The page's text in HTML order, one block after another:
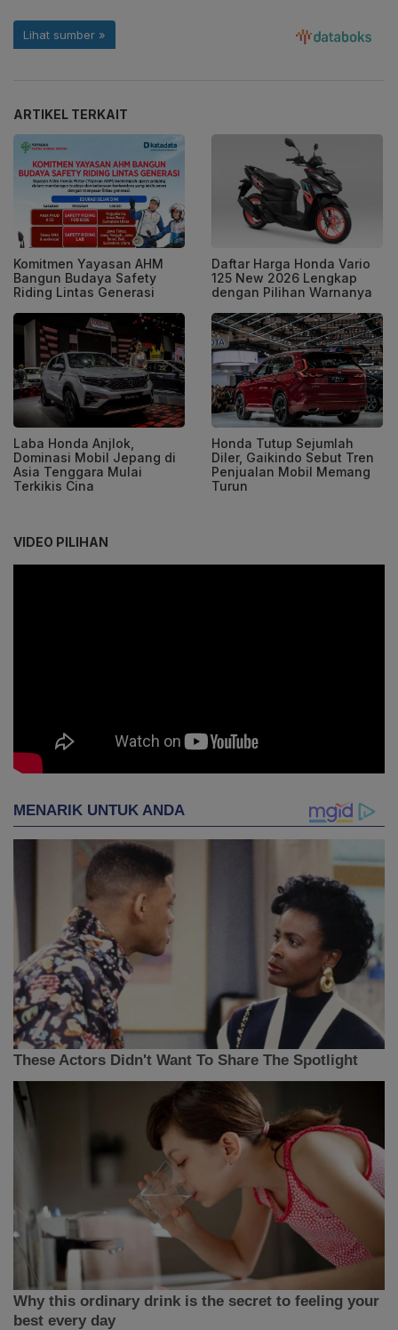
ARTIKEL TERKAIT
Komitmen Yayasan AHM
Bangun Budaya Safety
Riding Lintas Generasi
Daftar Harga Honda Vario
125 New 2026 Lengkap
dengan Pilihan Warnanya
Laba Honda Anjlok,
Dominasi Mobil Jepang di
Asia Tenggara Mulai
Terkikis Cina
Honda Tutup Sejumlah
Diler, Gaikindo Sebut Tren
Penjualan Mobil Memang
Turun
VIDEO PILIHAN